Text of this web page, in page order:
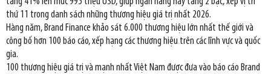
thứ 11 trong danh sách những thương hiệu giá trị nhất 2026.
Hàng năm, Brand Finance khảo sát 6.000 thương hiệu lớn nhất thế giới và
công bố hơn 100 báo cáo, xếp hạng các thương hiệu trên các lĩnh vực và quốc
gia.
100 thương hiệu giá trị và mạnh nhất Việt Nam được đưa vào báo cáo Brand